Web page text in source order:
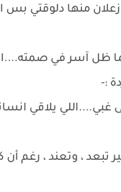
زعلان منها دلوقتي
ظل آسر في
:-
غبي....اللي يلاقي
تبعد ، وتعند ،